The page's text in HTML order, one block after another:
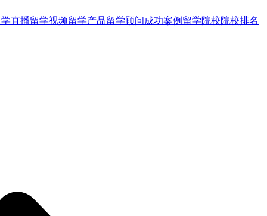
直播留学视频留学产品留学顾问 成功案例 留学院校院校排名